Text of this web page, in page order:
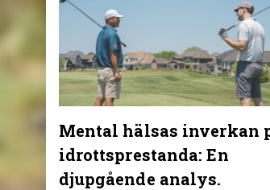
Mental hälsas inverkan
idrottsprestanda: En
djupgående analys.